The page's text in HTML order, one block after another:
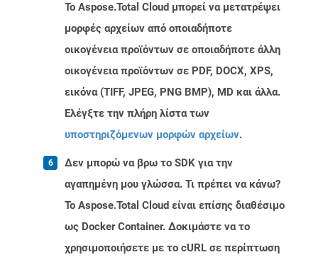
Το Aspose.Total Cloud μπορεί να μετατρέψει
μορφές αρχείων από οποιαδήποτε
οικογένεια προϊόντων σε οποιαδήποτε άλλη
οικογένεια προϊόντων σε PDF, DOCX, XPS,
εικόνα (TIFF, JPEG, PNG BMP), MD και άλλα.
Ελέγξτε την πλήρη λίστα των
υποστηριζόμενων μορφών αρχείων.
Δεν μπορώ να βρω το SDK για την
αγαπημένη μου γλώσσα. Τι πρέπει να κάνω?
Το Aspose.Total Cloud είναι επίσης διαθέσιμο
ως Docker Container. Δοκιμάστε να το
χρησιμοποιήσετε με το cURL σε περίπτωση